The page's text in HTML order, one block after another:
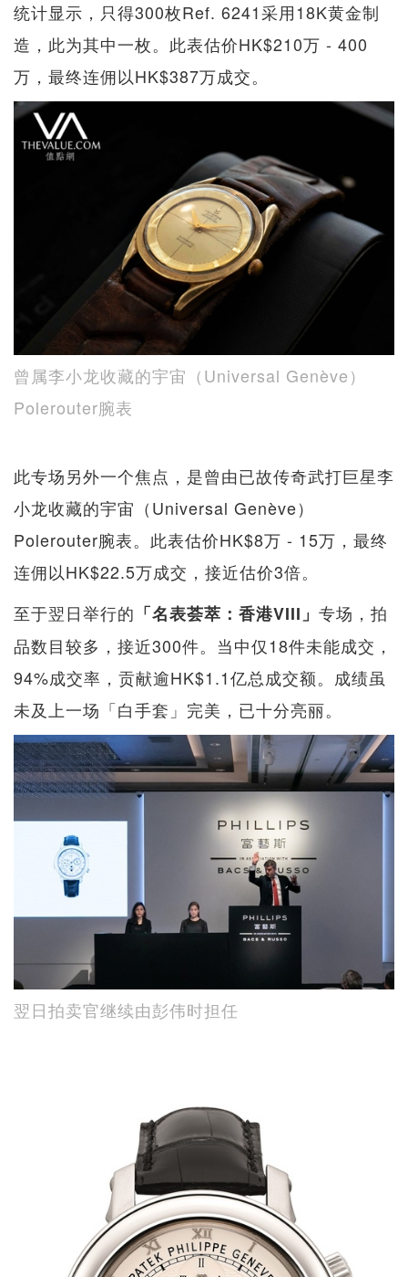
统计显示，只得300枚Ref. 6241采用18K黄金制
造，此为其中一枚。此表估价HK$210万 - 400
万，最终连佣以HK$387万成交。
曾属李小龙收藏的宇宙（Universal Genève）
Polerouter腕表
此专场另外一个焦点，是曾由已故传奇武打巨星李
小龙收藏的宇宙（Universal Genève）
Polerouter腕表。此表估价HK$8万 - 15万，最终
连佣以HK$22.5万成交，接近估价3倍。
至于翌日举行的 「名表荟萃：香港VIII」 专场，拍
品数目较多，接近300件。当中仅18件未能成交，
94%成交率，贡献逾HK$1.1亿总成交额。成绩虽
未及上一场「白手套」完美，已十分亮丽。
翌日拍卖官继续由彭伟时担任